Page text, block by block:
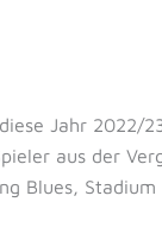
Jahr
aus der
Blues, Stadium